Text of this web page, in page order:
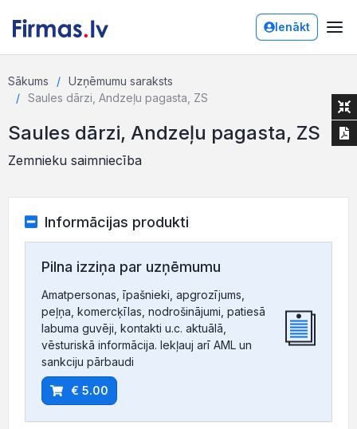
Ienākt
Sākums
Uzņēmumu saraksts
Saules dārzi, Andzeļu pagasta, ZS
Saules dārzi, Andzeļu pagasta, ZS
Zemnieku saimniecība
Informācijas produkti
Pilna izziņa par uzņēmumu
Amatpersonas, īpašnieki, apgrozījums,
peļņa, komercķīlas, nodrošinājumi, patiesā
labuma guvēji, kontakti u.c. aktuālā,
vēsturiskā informācija. Iekļauj arī AML un
sankciju pārbaudi
€ 5.00